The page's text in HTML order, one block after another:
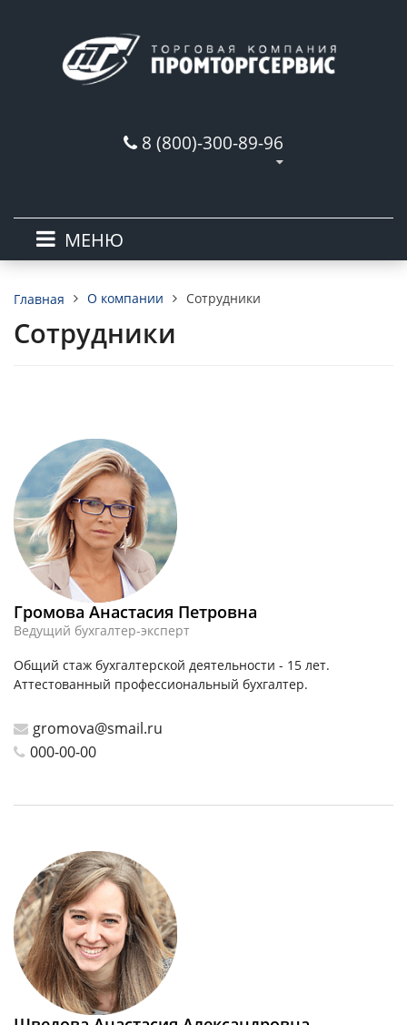
8 (800)-300-89-96
МЕНЮ
Главная О компании Сотрудники
Сотрудники
Громова Анастасия Петровна
Ведущий бухгалтер-эксперт
Общий стаж бухгалтерской деятельности - 15 лет.
Аттестованный профессиональный бухгалтер.
gromova@smail.ru
000-00-00